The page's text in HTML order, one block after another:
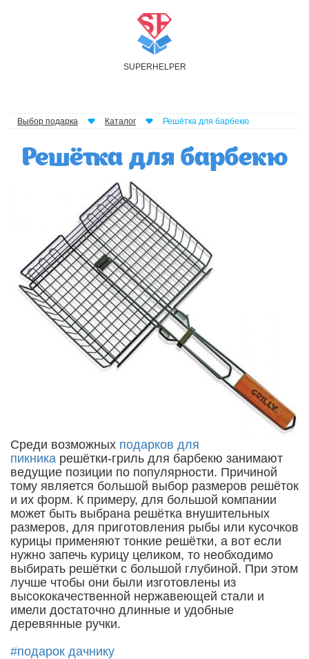
SUPER H ELPER
Выбор подарка Каталог Решётка для барбекю
Решётка для барбекю
Среди возможных подарков для
пикника решётки-гриль для барбекю занимают
ведущие позиции по популярности. Причиной
тому является большой выбор размеров решёток
и их форм. К примеру, для большой компании
может быть выбрана решётка внушительных
размеров, для приготовления рыбы или кусочков
курицы применяют тонкие решётки, а вот если
нужно запечь курицу целиком, то необходимо
выбирать решётки с большой глубиной. При этом
лучше чтобы они были изготовлены из
высококачественной нержавеющей стали и
имели достаточно длинные и удобные
деревянные ручки.
#подарок дачнику